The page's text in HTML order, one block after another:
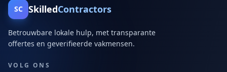
SC SkilledContractors
Betrouwbare lokale hulp, met transparante
offertes en geverifieerde vakmensen.
VOLG ONS